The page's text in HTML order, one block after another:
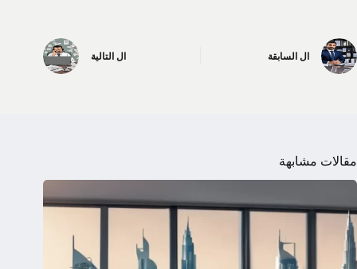
ال السابقة ال التالية
مقالات مشابهة